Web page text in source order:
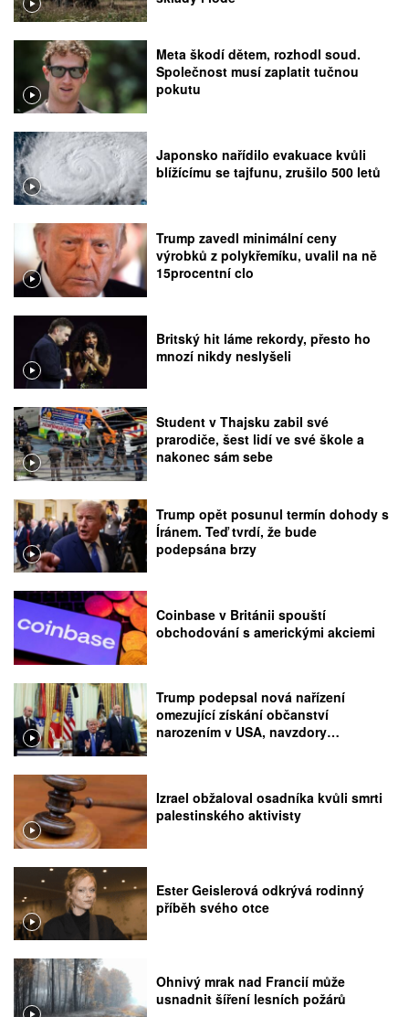
Meta škodí dětem, rozhodl soud.
Společnost musí zaplatit tučnou
pokutu
Japonsko nařídilo evakuace kvůli
blížícímu se tajfunu, zrušilo 500 letů
Trump zavedl minimální ceny
výrobků z polykřemíku, uvalil na ně
15procentní clo
Britský hit láme rekordy, přesto ho
mnozí nikdy neslyšeli
Student v Thajsku zabil své
prarodiče, šest lidí ve své škole a
nakonec sám sebe
Trump opět posunul termín dohody s
Íránem. Teď tvrdí, že bude
podepsána brzy
Coinbase v Británii spouští
obchodování s americkými akciemi
Trump podepsal nová nařízení
omezující získání občanství
narozením v USA, navzdory
Izrael obžaloval osadníka kvůli smrti
palestinského aktivisty
Ester Geislerová odkrývá rodinný
příběh svého otce
Ohnivý mrak nad Francií může
usnadnit šíření lesních požárů